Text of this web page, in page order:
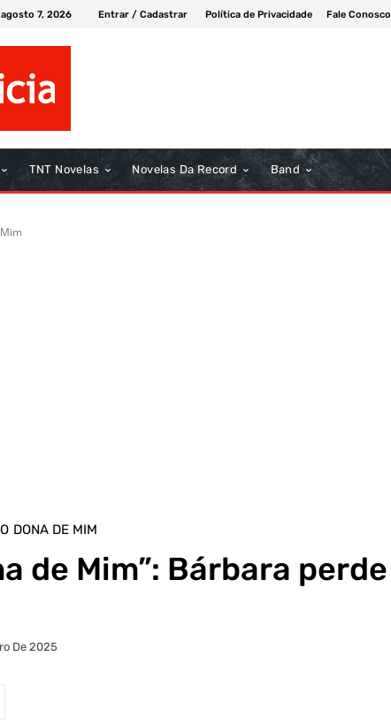
7, 2026 Entrar / Cadastrar Política de Privacidade Fale Conosco
TNT Novelas Novelas Da Record Band
DONA DE MIM
de Mim”: Bárbara perde
De 2025